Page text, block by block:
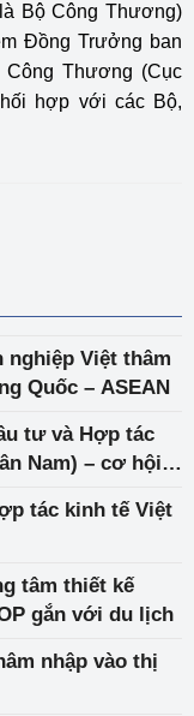
Bộ Công Thương)
Đồng Trưởng ban
Thương (Cục
hợp với các Bộ,
nghiệp Việt thâm
Quốc – ASEAN
tư và Hợp tác
tác kinh tế Việt
tâm thiết kế
sáng tạo, quảng bá sản phẩm OCOP gắn với du lịch
nhập vào thị